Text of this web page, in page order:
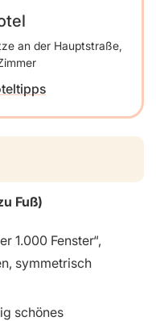
an der Hauptstraße,
Fuß)
1.000 Fenster“,
symmetrisch
schönes